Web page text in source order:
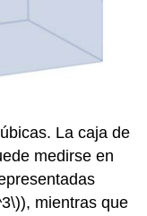
La caja de
medirse en
), mientras que